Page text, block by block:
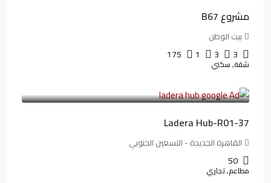
مشروع B67
بيت الوطن
3
3
1
175
شقة, سكني
13,912,288LE
Ladera Hub-R01-37
القاهرة الجديدة - التسعين الجنوبي
50
مطاعم, تجاري